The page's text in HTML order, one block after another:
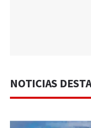
NOTICIAS